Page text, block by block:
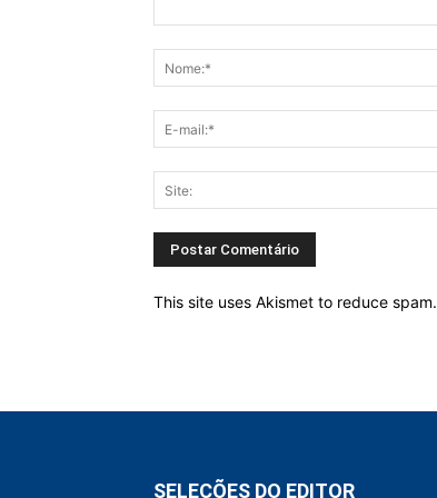
This site uses Akismet to reduce spam.
SELEÇÕES DO EDITOR